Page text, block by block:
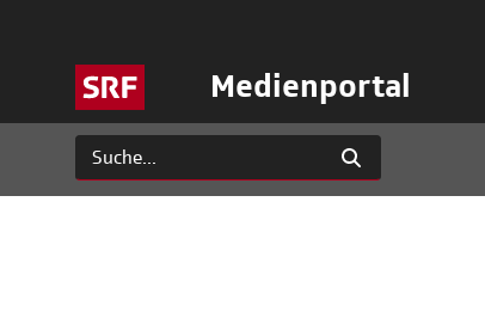
Medienportal